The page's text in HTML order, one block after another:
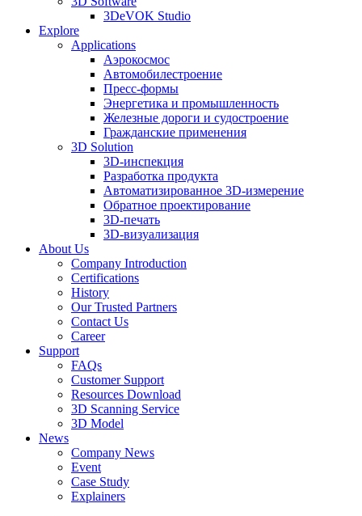
3DeVOK Studio
Explore
Applications
Аэрокосмос
Автомобилестроение
Пресс-формы
Энергетика и промышленность
Железные дороги и судостроение
Гражданские применения
3D Solution
3D-инспекция
Разработка продукта
Автоматизированное 3D-измерение
Обратное проектирование
3D-печать
3D-визуализация
About Us
Company Introduction
Certifications
History
Our Trusted Partners
Contact Us
Career
Support
FAQs
Customer Support
Resources Download
3D Scanning Service
3D Model
News
Company News
Event
Case Study
Explainers